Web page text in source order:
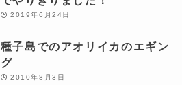
2019年6月24日
種子島でのアオリイカのエギン
グ
2010年8月3日